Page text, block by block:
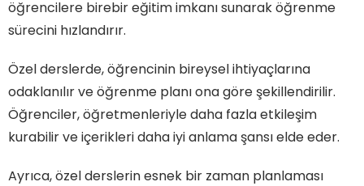
öğrencilere birebir eğitim imkanı sunarak öğrenme
sürecini hızlandırır.
Özel derslerde, öğrencinin bireysel ihtiyaçlarına
odaklanılır ve öğrenme planı ona göre şekillendirilir.
Öğrenciler, öğretmenleriyle daha fazla etkileşim
kurabilir ve içerikleri daha iyi anlama şansı elde eder.
Ayrıca, özel derslerin esnek bir zaman planlaması